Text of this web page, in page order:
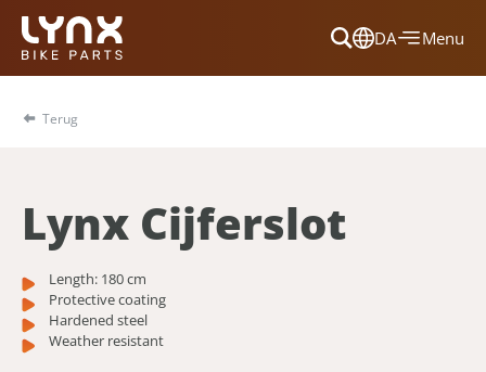
DA
Dansk
Nederlands
Menu
Terug
Lynx Cijferslot
Length: 180 cm
Protective coating
Hardened steel
Weather resistant